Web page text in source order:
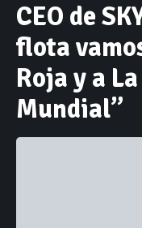
CEO de
flota
Roja y a
Mundial”